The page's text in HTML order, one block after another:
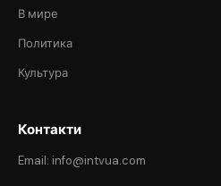
В мире
Политика
Культура
Контакти
Email: info@intvua.com